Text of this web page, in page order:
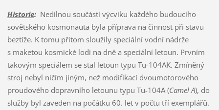
Historie:Nedílnou součástí výcviku každého budoucího
sovětského kosmonauta byla příprava na činnost při stavu
beztíže. K tomu přitom sloužily speciální vodní nádrže
s maketou kosmické lodi na dně a speciální letoun. Prvním
takovým speciálem se stal letoun typu Tu-104AK. Zmíněný
stroj nebyl ničím jiným, než modifikací dvoumotorového
proudového dopravního letounu typu Tu-104A (Camel A), do
služby byl zaveden na počátku 60. let v počtu tří exemplářů.